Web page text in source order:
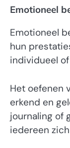
Emotioneel
Emotioneel
hun
individueel
Het oefenen
erkend en
journaling of
iedereen